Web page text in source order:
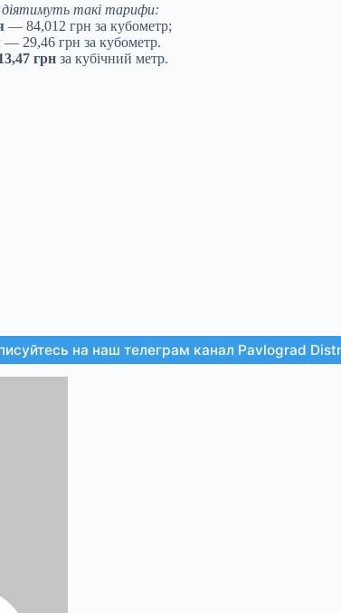
діятимуть такі тарифи:
— 84,012 грн за кубометр;
— 29,46 грн за кубометр.
грн за кубічний метр.
на наш телеграм канал Pavlograd